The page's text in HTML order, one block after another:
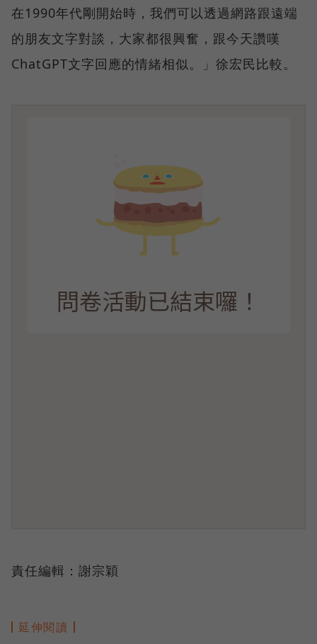
在1990年代剛開始時，我們可以透過網路跟遠端
的朋友文字對談，大家都很興奮，跟今天讚嘆
ChatGPT文字回應的情緒相似。」徐宏民比較。
責任編輯：謝宗穎
延伸閱讀